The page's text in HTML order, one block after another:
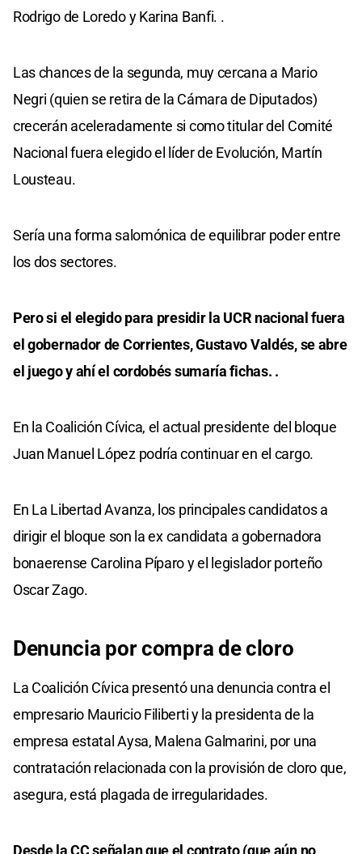
Rodrigo de Loredo y Karina Banfi. .
Las chances de la segunda, muy cercana a Mario
Negri (quien se retira de la Cámara de Diputados)
crecerán aceleradamente si como titular del Comité
Nacional fuera elegido el líder de Evolución, Martín
Lousteau.
Sería una forma salomónica de equilibrar poder entre
los dos sectores.
Pero si el elegido para presidir la UCR nacional fuera
el gobernador de Corrientes, Gustavo Valdés, se abre
el juego y ahí el cordobés sumaría fichas. .
En la Coalición Cívica, el actual presidente del bloque
Juan Manuel López podría continuar en el cargo.
En La Libertad Avanza, los principales candidatos a
dirigir el bloque son la ex candidata a gobernadora
bonaerense Carolina Píparo y el legislador porteño
Oscar Zago.
Denuncia por compra de cloro
La Coalición Cívica presentó una denuncia contra el
empresario Mauricio Filiberti y la presidenta de la
empresa estatal Aysa, Malena Galmarini, por una
contratación relacionada con la provisión de cloro que,
asegura, está plagada de irregularidades.
Desde la CC señalan que el contrato (que aún no